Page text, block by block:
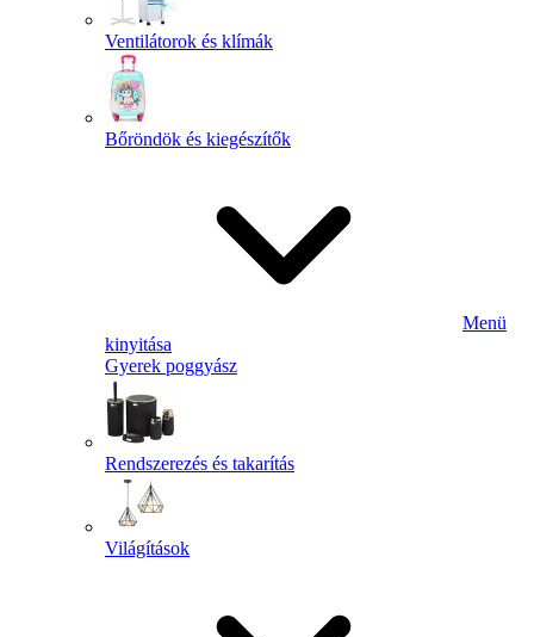
Ventilátorok és klímák
Bőröndök és kiegészítők
Menü
kinyitása
Gyerek poggyász
Rendszerezés és takarítás
Világítások